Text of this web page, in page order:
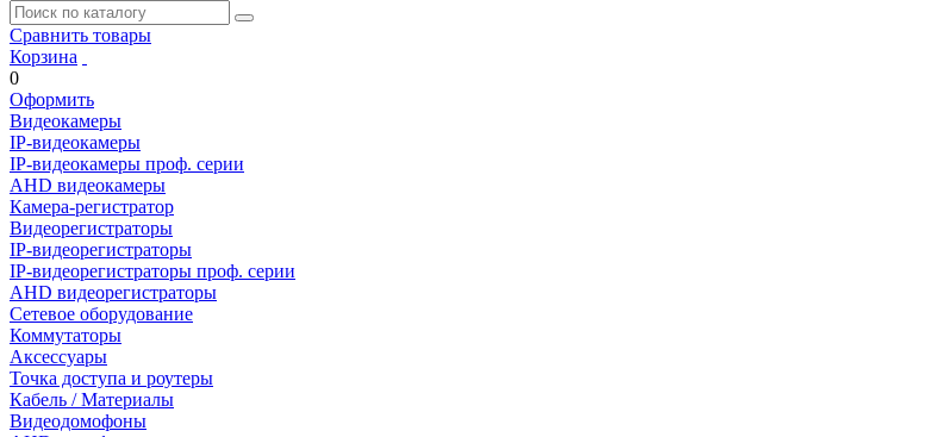
Сравнить товары
Корзина
0
Оформить
Видеокамеры
IP-видеокамеры
IP-видеокамеры проф. серии
AHD видеокамеры
Камера-регистратор
Видеорегистраторы
IP-видеорегистраторы
IP-видеорегистраторы проф. серии
AHD видеорегистраторы
Сетевое оборудование
Коммутаторы
Аксессуары
Точка доступа и роутеры
Кабель / Материалы
Видеодомофоны